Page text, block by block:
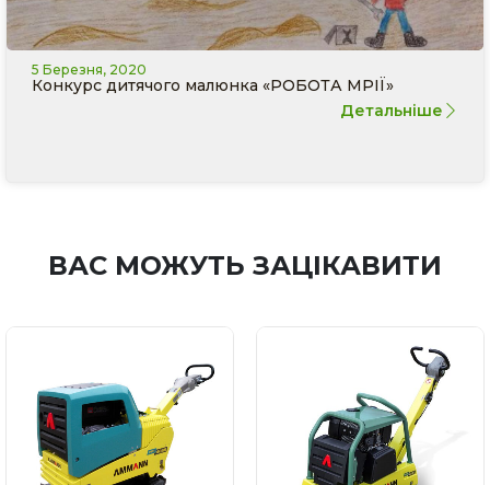
5 Березня, 2020
Конкурс дитячого малюнка «РОБОТА МРІЇ»
Детальніше
ВАС МОЖУТЬ ЗАЦІКАВИТИ